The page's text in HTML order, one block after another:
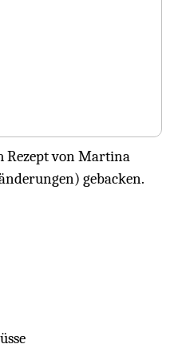
Rezept von Martina
gebacken.